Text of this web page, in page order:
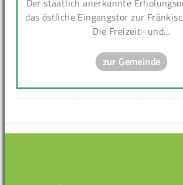
Der staatlich anerkannte
das östliche Eingangstor zur
Die Freizeit- und...
zur Gemeinde